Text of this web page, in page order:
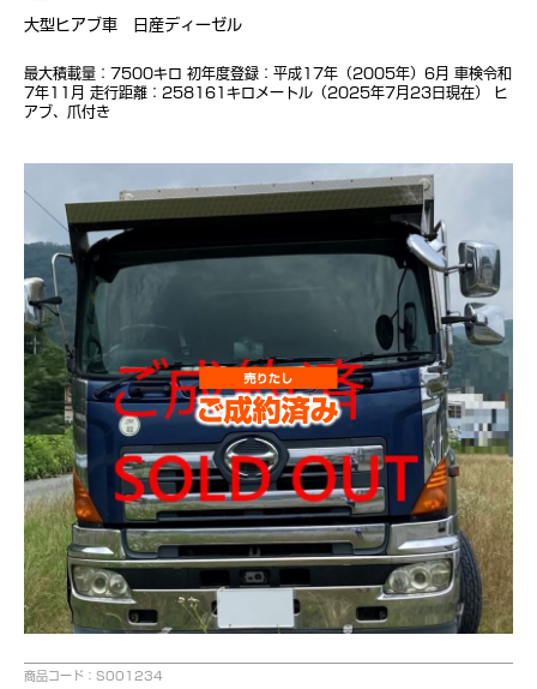
大型ヒアブ車 日産ディーゼル
最大積載量：7500キロ 初年度登録：平成17年（2005年）6月 車検令和
7年11月 走行距離：258161キロメートル（2025年7月23日現在） ヒ
アブ、爪付き
商品コード：S001234